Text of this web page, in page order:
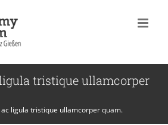
tristique ullamcorper
ligula tristique ullamcorper quam.